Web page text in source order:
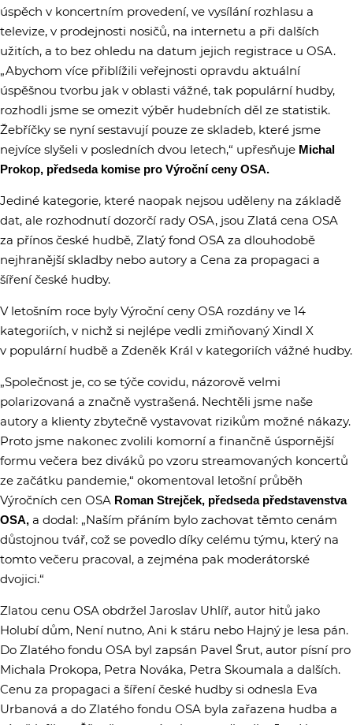
úspěch v koncertním provedení, ve vysílání rozhlasu a
televize, v prodejnosti nosičů, na internetu a při dalších
užitích, a to bez ohledu na datum jejich registrace u OSA.
„Abychom více přiblížili veřejnosti opravdu aktuální
úspěšnou tvorbu jak v oblasti vážné, tak populární hudby,
rozhodli jsme se omezit výběr hudebních děl ze statistik.
Žebříčky se nyní sestavují pouze ze skladeb, které jsme
nejvíce slyšeli v posledních dvou letech,“ upřesňuje Michal
Prokop, předseda komise pro Výroční ceny OSA.
Jediné kategorie, které naopak nejsou uděleny na základě
dat, ale rozhodnutí dozorčí rady OSA, jsou Zlatá cena OSA
za přínos české hudbě, Zlatý fond OSA za dlouhodobě
nejhranější skladby nebo autory a Cena za propagaci a
šíření české hudby.
V letošním roce byly Výroční ceny OSA rozdány ve 14
kategoriích, v nichž si nejlépe vedli zmiňovaný Xindl X
v populární hudbě a Zdeněk Král v kategoriích vážné hudby.
„Společnost je, co se týče covidu, názorově velmi
polarizovaná a značně vystrašená. Nechtěli jsme naše
autory a klienty zbytečně vystavovat rizikům možné nákazy.
Proto jsme nakonec zvolili komorní a finančně úspornější
formu večera bez diváků po vzoru streamovaných koncertů
ze začátku pandemie,“ okomentoval letošní průběh
Výročních cen OSA Roman Strejček, předseda představenstva
OSA, a dodal: „Naším přáním bylo zachovat těmto cenám
důstojnou tvář, což se povedlo díky celému týmu, který na
tomto večeru pracoval, a zejména pak moderátorské
dvojici.“
Zlatou cenu OSA obdržel Jaroslav Uhlíř, autor hitů jako
Holubí dům, Není nutno, Ani k stáru nebo Hajný je lesa pán.
Do Zlatého fondu OSA byl zapsán Pavel Šrut, autor písní pro
Michala Prokopa, Petra Nováka, Petra Skoumala a dalších.
Cenu za propagaci a šíření české hudby si odnesla Eva
Urbanová a do Zlatého fondu OSA byla zařazena hudba a